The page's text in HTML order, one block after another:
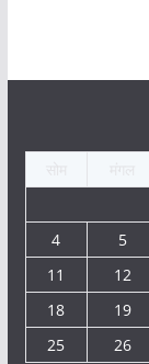
4
5
11
12
18
19
25
26